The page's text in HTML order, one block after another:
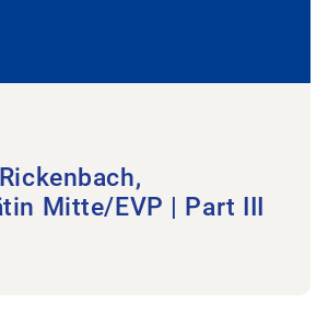
Mitte/EVP | Part III